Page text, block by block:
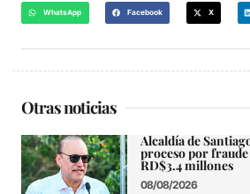
WhatsApp Facebook X
Otras noticias
Alcaldía de
proceso por
RD$3.4 millones
08/08/2026